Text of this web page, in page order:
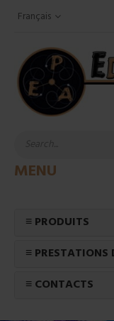
Français
MENU
≡ PRODUITS
≡ PRESTATIONS
≡ CONTACTS